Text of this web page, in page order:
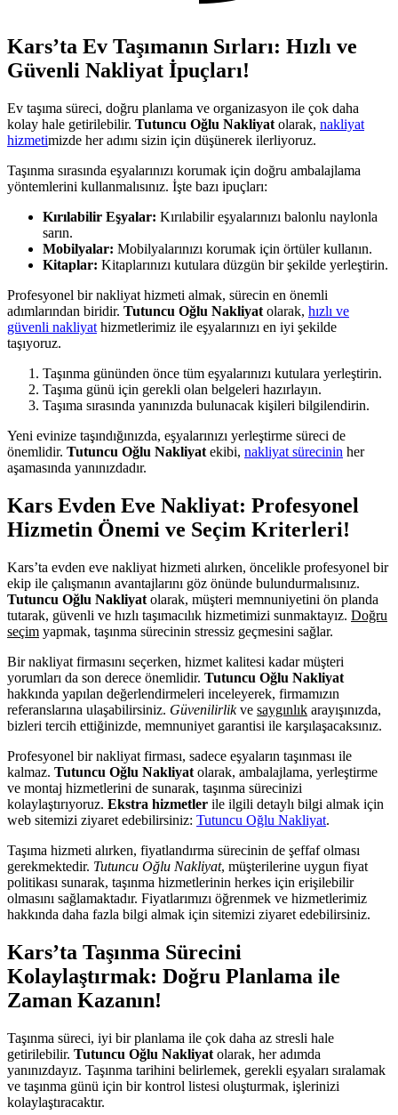
Kars’ta Ev Taşımanın Sırları: Hızlı ve
Güvenli Nakliyat İpuçları!
Ev taşıma süreci, doğru planlama ve organizasyon ile çok daha
kolay hale getirilebilir. Tutuncu Oğlu Nakliyat olarak, nakliyat
hizmetimizde her adımı sizin için düşünerek ilerliyoruz.
Taşınma sırasında eşyalarınızı korumak için doğru ambalajlama
yöntemlerini kullanmalısınız. İşte bazı ipuçları:
Kırılabilir Eşyalar: Kırılabilir eşyalarınızı balonlu naylonla
sarın.
Mobilyalar: Mobilyalarınızı korumak için örtüler kullanın.
Kitaplar: Kitaplarınızı kutulara düzgün bir şekilde yerleştirin.
Profesyonel bir nakliyat hizmeti almak, sürecin en önemli
adımlarından biridir. Tutuncu Oğlu Nakliyat olarak, hızlı ve
güvenli nakliyat hizmetlerimiz ile eşyalarınızı en iyi şekilde
taşıyoruz.
Taşınma gününden önce tüm eşyalarınızı kutulara yerleştirin.
Taşıma günü için gerekli olan belgeleri hazırlayın.
Taşıma sırasında yanınızda bulunacak kişileri bilgilendirin.
Yeni evinize taşındığınızda, eşyalarınızı yerleştirme süreci de
önemlidir. Tutuncu Oğlu Nakliyat ekibi, nakliyat sürecinin her
aşamasında yanınızdadır.
Kars Evden Eve Nakliyat: Profesyonel
Hizmetin Önemi ve Seçim Kriterleri!
Kars’ta evden eve nakliyat hizmeti alırken, öncelikle profesyonel bir
ekip ile çalışmanın avantajlarını göz önünde bulundurmalısınız.
Tutuncu Oğlu Nakliyat olarak, müşteri memnuniyetini ön planda
tutarak, güvenli ve hızlı taşımacılık hizmetimizi sunmaktayız. Doğru
seçim yapmak, taşınma sürecinin stressiz geçmesini sağlar.
Bir nakliyat firmasını seçerken, hizmet kalitesi kadar müşteri
yorumları da son derece önemlidir. Tutuncu Oğlu Nakliyat
hakkında yapılan değerlendirmeleri inceleyerek, firmamızın
referanslarına ulaşabilirsiniz. Güvenilirlikve saygınlık arayışınızda,
bizleri tercih ettiğinizde, memnuniyet garantisi ile karşılaşacaksınız.
Profesyonel bir nakliyat firması, sadece eşyaların taşınması ile
kalmaz. Tutuncu Oğlu Nakliyat olarak, ambalajlama, yerleştirme
ve montaj hizmetlerini de sunarak, taşınma sürecinizi
kolaylaştırıyoruz. Ekstra hizmetler ile ilgili detaylı bilgi almak için
web sitemizi ziyaret edebilirsiniz: Tutuncu Oğlu Nakliyat.
Taşıma hizmeti alırken, fiyatlandırma sürecinin de şeffaf olması
gerekmektedir. Tutuncu Oğlu Nakliyat, müşterilerine uygun fiyat
politikası sunarak, taşınma hizmetlerinin herkes için erişilebilir
olmasını sağlamaktadır. Fiyatlarımızı öğrenmek ve hizmetlerimiz
hakkında daha fazla bilgi almak için sitemizi ziyaret edebilirsiniz.
Kars’ta Taşınma Sürecini
Kolaylaştırmak: Doğru Planlama ile
Zaman Kazanın!
Taşınma süreci, iyi bir planlama ile çok daha az stresli hale
getirilebilir. Tutuncu Oğlu Nakliyat olarak, her adımda
yanınızdayız. Taşınma tarihini belirlemek, gerekli eşyaları sıralamak
ve taşınma günü için bir kontrol listesi oluşturmak, işlerinizi
kolaylaştıracaktır.